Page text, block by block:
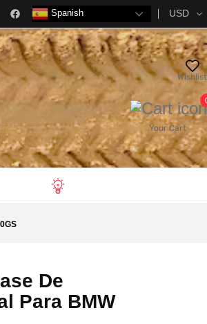
Spanish USD
Wishlist
Your Cart
De
Para BMW